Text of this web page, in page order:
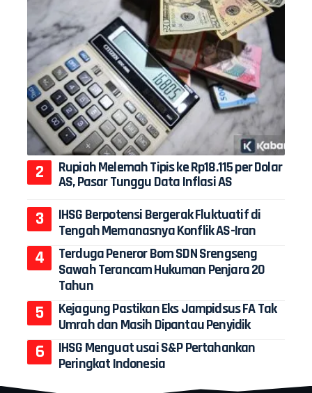
Rupiah Melemah Tipis ke Rp18.115 per Dolar
AS, Pasar Tunggu Data Inflasi AS
IHSG Berpotensi Bergerak Fluktuatif di
Tengah Memanasnya Konflik AS-Iran
Terduga Peneror Bom SDN Srengseng
Sawah Terancam Hukuman Penjara 20
Tahun
Kejagung Pastikan Eks Jampidsus FA Tak
Umrah dan Masih Dipantau Penyidik
IHSG Menguat usai S&P Pertahankan
Peringkat Indonesia